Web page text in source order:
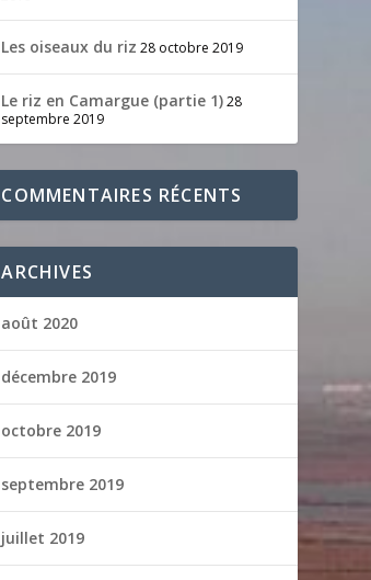
Les oiseaux du riz 28 octobre 2019
Le riz en Camargue (partie 1)28
septembre 2019
COMMENTAIRES RÉCENTS
ARCHIVES
août 2020
décembre 2019
octobre 2019
septembre 2019
juillet 2019